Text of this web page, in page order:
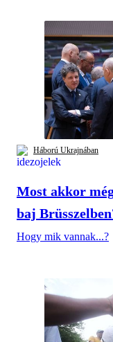
Háború Ukrajnában
Most akkor
baj
Hogy mik vannak...?